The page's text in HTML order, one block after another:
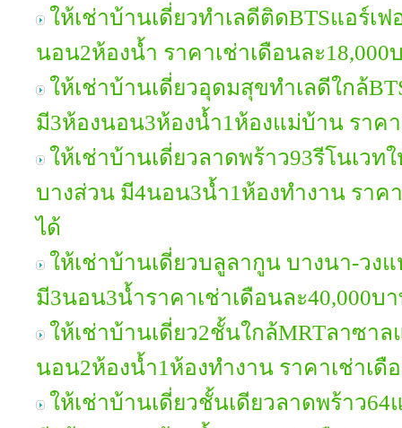
ให้เช่าบ้านเดี่ยวทำเลดีติดBTSแอร์เ
นอน2ห้องน้ำ ราคาเช่าเดือนละ
ให้เช่าบ้านเดี่ยวอุดมสุขทำเลดีใกล้
มี3ห้องนอน3ห้องน้ำ1ห้องแม่บ้าน ราคา
ให้เช่าบ้านเดี่ยวลาดพร้าว93รีโนเวท
บางส่วน มี4นอน3น้ำ1ห้องทำงาน ราค
ได้
ให้เช่าบ้านเดี่ยวบลูลากูน บางนา-วง
มี3นอน3น้ำราคาเช่าเดือนละ40,000บ
ให้เช่าบ้านเดี่ยว2ชั้นใกล้MRTลาซาล
นอน2ห้องน้ำ1ห้องทำงาน ราคาเช่าเดื
ให้เช่าบ้านเดี่ยวชั้นเดียวลาดพร้าว64